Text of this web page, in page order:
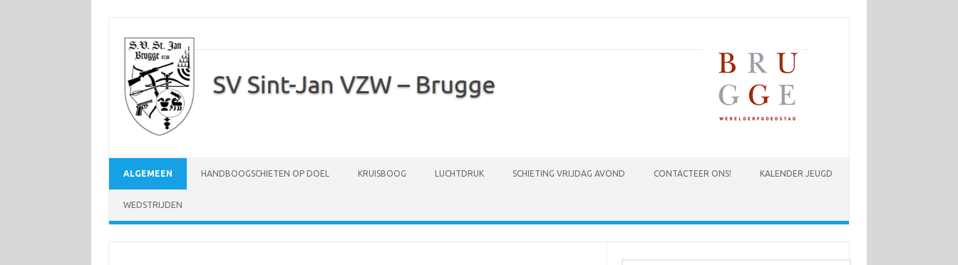
inhoud
ALGEMEEN HANDBOOGSCHIETEN OP DOEL KRUISBOOG LUCHTDRUK SCHIETING VRIJDAG AVOND CONTACTEER ONS! KALENDER JEUGD
WEDSTRIJDEN